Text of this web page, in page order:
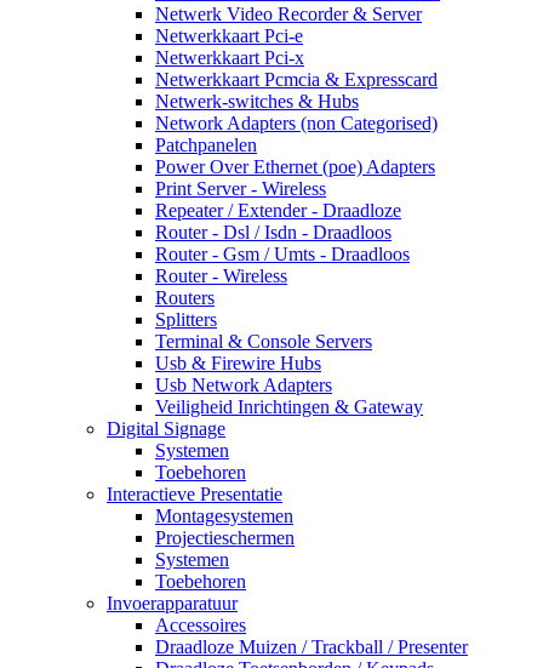
Netwerk Video Recorder & Server
Netwerkkaart Pci-e
Netwerkkaart Pci-x
Netwerkkaart Pcmcia & Expresscard
Netwerk-switches & Hubs
Network Adapters (non Categorised)
Patchpanelen
Power Over Ethernet (poe) Adapters
Print Server - Wireless
Repeater / Extender - Draadloze
Router - Dsl / Isdn - Draadloos
Router - Gsm / Umts - Draadloos
Router - Wireless
Routers
Splitters
Terminal & Console Servers
Usb & Firewire Hubs
Usb Network Adapters
Veiligheid Inrichtingen & Gateway
Digital Signage
Systemen
Toebehoren
Interactieve Presentatie
Montagesystemen
Projectieschermen
Systemen
Toebehoren
Invoerapparatuur
Accessoires
Draadloze Muizen / Trackball / Presenter